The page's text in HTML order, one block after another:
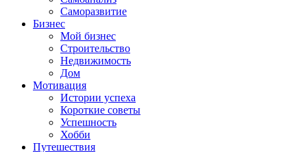
Саморазвитие
Бизнес
Мой бизнес
Строительство
Недвижимость
Дом
Мотивация
Истории успеха
Короткие советы
Успешность
Хобби
Путешествия